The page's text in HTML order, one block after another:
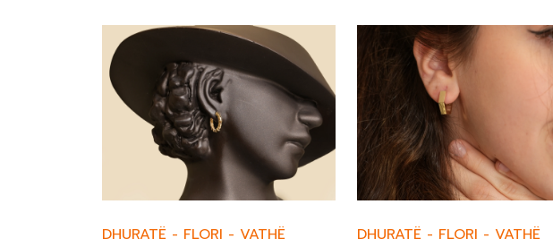
DHURATË - FLORI - VATHË DHURATË - FLORI - VATHË